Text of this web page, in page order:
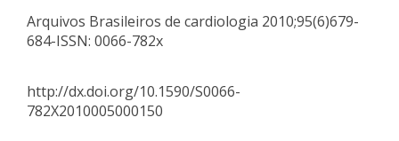
Arquivos Brasileiros de cardiologia 2010;95(6)679-
684-ISSN: 0066-782x
http://dx.doi.org/10.1590/S0066-
782X2010005000150